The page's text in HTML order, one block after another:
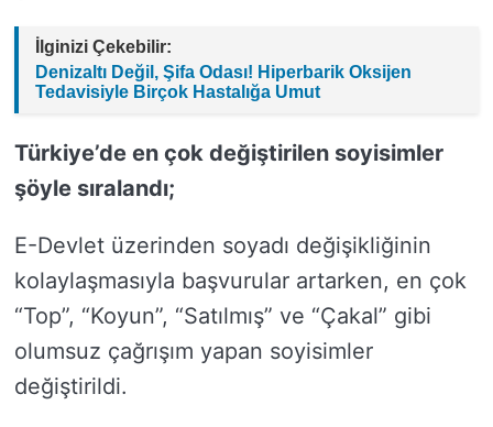
İlginizi Çekebilir:
Denizaltı Değil, Şifa Odası! Hiperbarik Oksijen
Tedavisiyle Birçok Hastalığa Umut
Türkiye’de en çok değiştirilen soyisimler
şöyle sıralandı;
E-Devlet üzerinden soyadı değişikliğinin
kolaylaşmasıyla başvurular artarken, en çok
“Top”, “Koyun”, “Satılmış” ve “Çakal” gibi
olumsuz çağrışım yapan soyisimler
değiştirildi.